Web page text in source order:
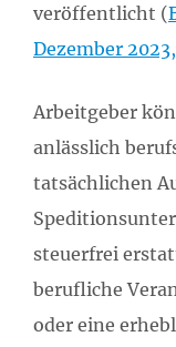
veröffentlicht (
Dezember
Arbeitgeber
anlässlich
tatsächlichen
steuerfrei
berufliche
oder eine